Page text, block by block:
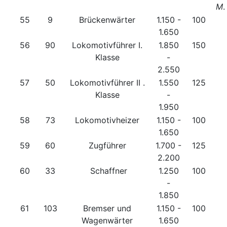
M.
55
9 Brückenwärter
1.150 -
1.650
100
56 90
Lokomotivführer I.
Klasse
1.850
-
2.550
150
57 50
Lokomotivführer II .
Klasse
1.550
-
1.950
125
58 73 Lokomotivheizer
1.150 -
1.650
100
59 60 Zugführer
1.700 -
2.200
125
60 33 Schaffner
1.250
-
1.850
100
61 103
Bremser und
Wagenwärter
1.150 -
1.650
100